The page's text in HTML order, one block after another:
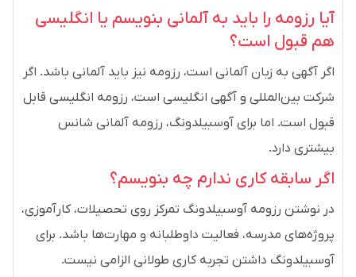
آیا رزومه را باید به آلمانی بنویسم یا انگلیسی
هم قبول است؟
اگر آگهی به زبان آلمانی است، رزومه نیز باید آلمانی باشد. اگر
شرکت بین‌المللی و آگهی انگلیسی است، رزومه انگلیسی قابل
قبول است. اما برای آوسبیلدونگ، رزومه آلمانی شانس
بیشتری دارد.
اگر سابقه کاری ندارم چه بنویسم؟
در نوشتن رزومه آوسبیلدونگ تمرکز روی تحصیلات، کارآموزی،
پروژه‌های مدرسه، فعالیت داوطلبانه و مهارت‌ها باشد. برای
آوسبیلدونگ داشتن تجربه کاری طولانی الزامی نیست.